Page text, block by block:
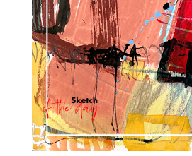
ANSCHRIFT
SüessART / Oberfalläsch 5
CH-6242 Wauwil